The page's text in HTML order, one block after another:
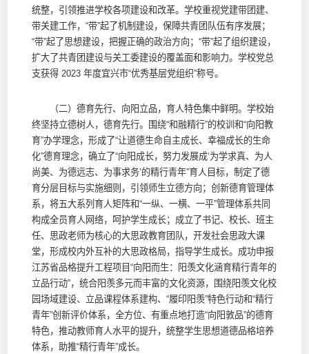
统整，引领推进学校各项建设和改革。学校重视党建带团建、
带关建工作，“带”起了机制建设，保障共青团队伍有序发展；
“带”起了思想建设，把握正确的政治方向；“带”起了组织建设，
扩大了共青团建设与关工委建设的覆盖面和影响力。学校党总
支获得 2023 年度宜兴市“优秀基层党组织”称号。
（二）德育先行、向阳立品，育人特色集中鲜明。学校始
终坚持立德树人，德育先行。围绕“和融精行”的校训和“向阳教
育”办学理念，形成了“让道德生命自主成长、幸福成长的生命
化”德育理念，确立了“向阳成长，努力发展成‘为学求真、为人
尚美、为德远志、为事求务’的精行青年”育人目标，制定了德
育分层目标与实施细则，引领师生立德方向；创新德育管理体
系，将五大系列育人矩阵和“一纵、一横、一平”管理体系共同
构成全员育人网络，呵护学生成长；成立了书记、校长、班主
任、思政老师为核心的大思政教育团队，开发社会思政大课
堂，形成校内外互补的大思政格局，指导学生成长。成功申报
江苏省品格提升工程项目“向阳而生：阳羡文化涵育精行青年的
立品行动”，统合阳羡多元而丰富的文化资源，围绕阳羡文化校
园场域建设、立品课程体系建构、“履印阳羡”特色行动和“精行
青年”创新评价体系，全方位、有重点地打造“向阳敦品”的德育
特色，推动教师育人水平的提升，统整学生思想道德品格培养
体系，助推“精行青年”成长。